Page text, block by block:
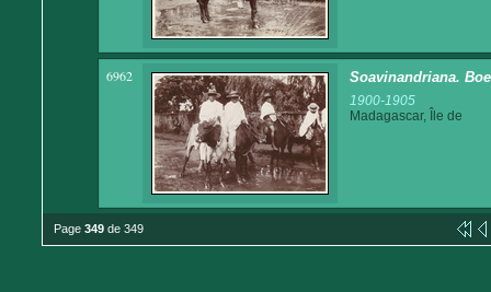
6962 Soavinandriana.
1900-1905
Madagascar, Île de
Page 349 de 349